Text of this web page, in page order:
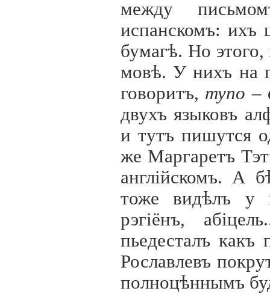
между
испанскомъ: ихъ
бумагѣ. Но
мовѣ. У нихъ на
говоритъ, тупо –
двухъ языковъ
и тутъ пишутся
же Маргаретъ
англiйскомъ. А
тоже видѣлъ у
рэгiёнъ, абi
пьедесталъ
Рославлевъ
полноцѣннымъ